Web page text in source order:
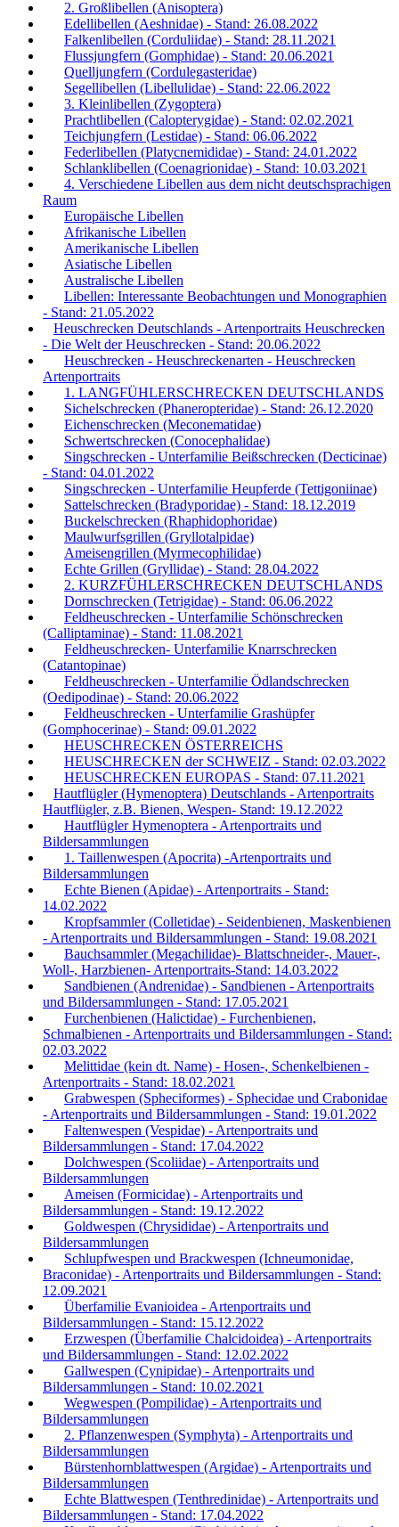
2. Großlibellen (Anisoptera)
Edellibellen (Aeshnidae) - Stand: 26.08.2022
Falkenlibellen (Corduliidae) - Stand: 28.11.2021
Flussjungfern (Gomphidae) - Stand: 20.06.2021
Quelljungfern (Cordulegasteridae)
Segellibellen (Libellulidae) - Stand: 22.06.2022
3. Kleinlibellen (Zygoptera)
Prachtlibellen (Calopterygidae) - Stand: 02.02.2021
Teichjungfern (Lestidae) - Stand: 06.06.2022
Federlibellen (Platycnemididae) - Stand: 24.01.2022
Schlanklibellen (Coenagrionidae) - Stand: 10.03.2021
4. Verschiedene Libellen aus dem nicht deutschsprachigen
Raum
Europäische Libellen
Afrikanische Libellen
Amerikanische Libellen
Asiatische Libellen
Australische Libellen
Libellen: Interessante Beobachtungen und Monographien
- Stand: 21.05.2022
Heuschrecken Deutschlands - Artenportraits Heuschrecken
- Die Welt der Heuschrecken - Stand: 20.06.2022
Heuschrecken - Heuschreckenarten - Heuschrecken
Artenportraits
1. LANGFÜHLERSCHRECKEN DEUTSCHLANDS
Sichelschrecken (Phaneropteridae) - Stand: 26.12.2020
Eichenschrecken (Meconematidae)
Schwertschrecken (Conocephalidae)
Singschrecken - Unterfamilie Beißschrecken (Decticinae)
- Stand: 04.01.2022
Singschrecken - Unterfamilie Heupferde (Tettigoniinae)
Sattelschrecken (Bradyporidae) - Stand: 18.12.2019
Buckelschrecken (Rhaphidophoridae)
Maulwurfsgrillen (Gryllotalpidae)
Ameisengrillen (Myrmecophilidae)
Echte Grillen (Gryllidae) - Stand: 28.04.2022
2. KURZFÜHLERSCHRECKEN DEUTSCHLANDS
Dornschrecken (Tetrigidae) - Stand: 06.06.2022
Feldheuschrecken - Unterfamilie Schönschrecken
(Calliptaminae) - Stand: 11.08.2021
Feldheuschrecken- Unterfamilie Knarrschrecken
(Catantopinae)
Feldheuschrecken - Unterfamilie Ödlandschrecken
(Oedipodinae) - Stand: 20.06.2022
Feldheuschrecken - Unterfamilie Grashüpfer
(Gomphocerinae) - Stand: 09.01.2022
HEUSCHRECKEN ÖSTERREICHS
HEUSCHRECKEN der SCHWEIZ - Stand: 02.03.2022
HEUSCHRECKEN EUROPAS - Stand: 07.11.2021
Hautflügler (Hymenoptera) Deutschlands - Artenportraits
Hautflügler, z.B. Bienen, Wespen- Stand: 19.12.2022
Hautflügler Hymenoptera - Artenportraits und
Bildersammlungen
1. Taillenwespen (Apocrita) -Artenportraits und
Bildersammlungen
Echte Bienen (Apidae) - Artenportraits - Stand:
14.02.2022
Kropfsammler (Colletidae) - Seidenbienen, Maskenbienen
- Artenportraits und Bildersammlungen - Stand: 19.08.2021
Bauchsammler (Megachilidae)- Blattschneider-, Mauer-,
Woll-, Harzbienen- Artenportraits-Stand: 14.03.2022
Sandbienen (Andrenidae) - Sandbienen - Artenportraits
und Bildersammlungen - Stand: 17.05.2021
Furchenbienen (Halictidae) - Furchenbienen,
Schmalbienen - Artenportraits und Bildersammlungen - Stand:
02.03.2022
Melittidae (kein dt. Name) - Hosen-, Schenkelbienen -
Artenportraits - Stand: 18.02.2021
Grabwespen (Spheciformes) - Sphecidae und Crabonidae
- Artenportraits und Bildersammlungen - Stand: 19.01.2022
Faltenwespen (Vespidae) - Artenportraits und
Bildersammlungen - Stand: 17.04.2022
Dolchwespen (Scoliidae) - Artenportraits und
Bildersammlungen
Ameisen (Formicidae) - Artenportraits und
Bildersammlungen - Stand: 19.12.2022
Goldwespen (Chrysididae) - Artenportraits und
Bildersammlungen
Schlupfwespen und Brackwespen (Ichneumonidae,
Braconidae) - Artenportraits und Bildersammlungen - Stand:
12.09.2021
Überfamilie Evanioidea - Artenportraits und
Bildersammlungen - Stand: 15.12.2022
Erzwespen (Überfamilie Chalcidoidea) - Artenportraits
und Bildersammlungen - Stand: 12.02.2022
Gallwespen (Cynipidae) - Artenportraits und
Bildersammlungen - Stand: 10.02.2021
Wegwespen (Pompilidae) - Artenportraits und
Bildersammlungen
2. Pflanzenwespen (Symphyta) - Artenportraits und
Bildersammlungen
Bürstenhornblattwespen (Argidae) - Artenportraits und
Bildersammlungen
Echte Blattwespen (Tenthredinidae) - Artenportraits und
Bildersammlungen - Stand: 17.04.2022